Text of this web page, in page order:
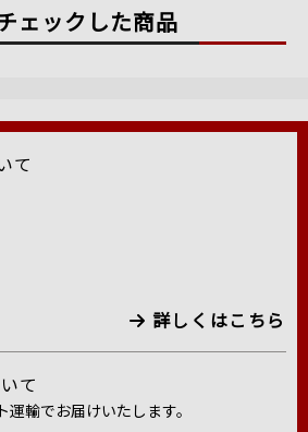
ェックした商品
て
詳しくはこちら
て
輸でお届けいたします。